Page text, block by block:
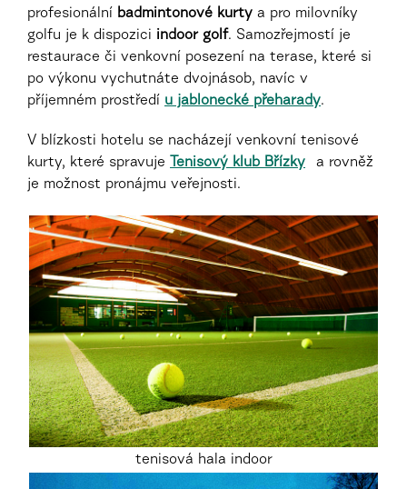
profesionální badmintonové kurty a pro milovníky
golfu je k dispozici indoor golf. Samozřejmostí je
restaurace či venkovní posezení na terase, které si
po výkonu vychutnáte dvojnásob, navíc v
příjemném prostředí u jablonecké přeharady.
V blízkosti hotelu se nacházejí venkovní tenisové
kurty, které spravuje
Tenisový klub Břízky
a rovněž
je možnost pronájmu veřejnosti.
tenisová hala indoor